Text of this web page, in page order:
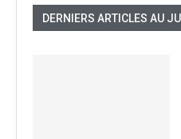
DERNIERS ARTICLES AU